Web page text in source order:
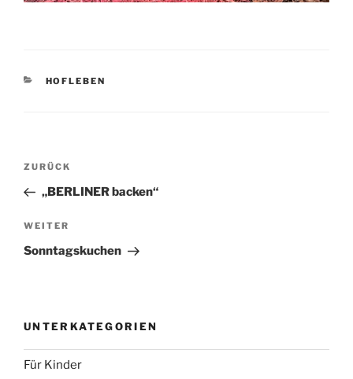
KATEGORIEN
HOFLEBEN
Beitragsnavigation
Vorheriger
Beitrag
ZURÜCK
„BERLINER backen“
Nächster
Beitrag
WEITER
Sonntagskuchen
UNTERKATEGORIEN
Für Kinder